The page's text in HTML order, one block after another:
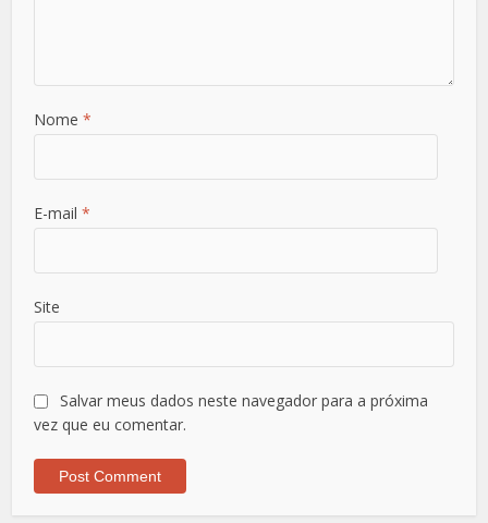
Nome*
E-mail*
Site
Salvar meus dados neste navegador para a próxima
vez que eu comentar.